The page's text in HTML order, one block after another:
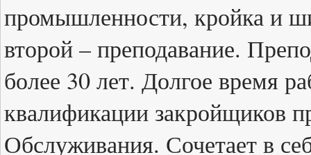
промышленности, кройка и
второй – преподавание.
более 30 лет. Долгое время
квалификации закройщиков
Обслуживания. Сочетает в